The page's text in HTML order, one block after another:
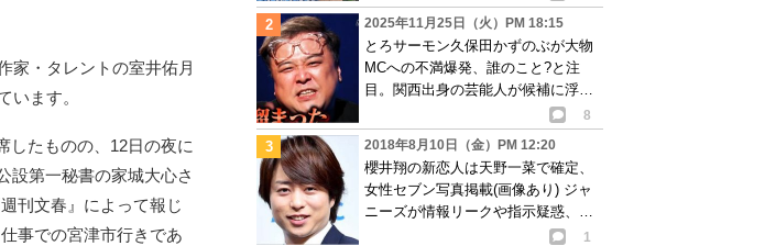
家・タレントの室井佑月
います。
したものの、12日の夜に
設第一秘書の家城大心さ
刊文春』によって報じ
事での宮津市行きであ
2025年11月25日（火）PM 18:15
とろサーモン久保田かずのぶが大物
MCへの不満爆発、誰のこと?と注
目。関西出身の芸能人が候補に浮上
8
2018年8月10日（金）PM 12:20
櫻井翔の新恋人は天野一菜で確定、
女性セブン写真掲載(画像あり) ジャ
ニーズが情報リークや指示疑惑、彼
1